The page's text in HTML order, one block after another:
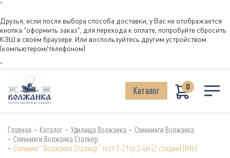
"
Друзья, если после выбора способа доставки, у Вас не отображается
кнопка "оформить заказ", для перехода к оплате, попробуйте сбросить
КЭШ в своём браузере. Или воспользуйтесь другим устройством
(компьютером/телефоном)
"
Каталог 0
Главная - Каталог - Удилища Волжанка - Спиннинги Волжанка
- Спиннинги Волжанка Сталкер
- Спиннинг "Волжанка Сталкер" тест 7-21гр 2.4м (2 секции) (IM6)